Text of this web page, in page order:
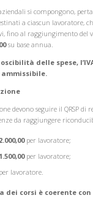
si compongono,
a ciascun lavoratore,
fino al raggiungimento del
su base annua.
delle spese,
devono seguire il QRSP di
da raggiungere
per lavoratore;
per lavoratore;
per lavoratore.
dei corsi è coerente